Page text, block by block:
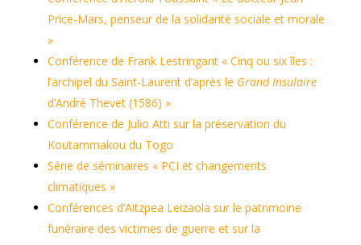
Price-Mars, penseur de la solidarité sociale et morale
»
Conférence de Frank Lestringant « Cinq ou six îles :
l’archipel du Saint-Laurent d’après le Grand Insulaire
d’André Thevet (1586) »
Conférence de Julio Atti sur la préservation du
Koutammakou du Togo
Série de séminaires « PCI et changements
climatiques »
Conférences d’Aitzpea Leizaola sur le patrimoine
funéraire des victimes de guerre et sur la